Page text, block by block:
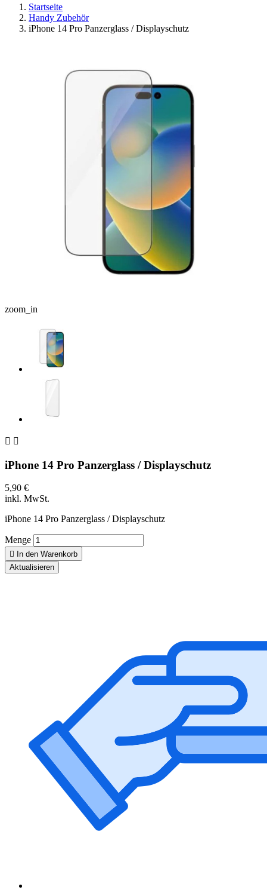
Startseite
Handy Zubehör
iPhone 14 Pro Panzerglass / Displayschutz
zoom_in
 
iPhone 14 Pro Panzerglass / Displayschutz
5,90 €
inkl. MwSt.
iPhone 14 Pro Panzerglass / Displayschutz
Menge
 In den Warenkorb